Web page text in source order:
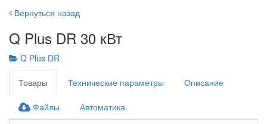
Вернуться назад
Q Plus DR 30 кВт
Q Plus DR
Товары Технические параметры Описание
Файлы
Автоматика